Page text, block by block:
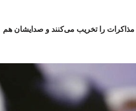
مذاکرات را تخریب می‌کنند و صدایشان هم